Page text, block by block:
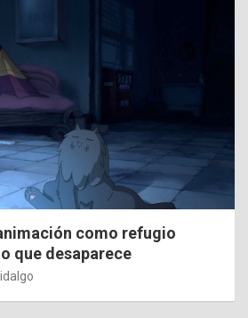
como refugio
que desaparece